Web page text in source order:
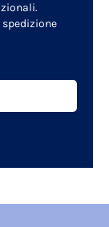
spedizione